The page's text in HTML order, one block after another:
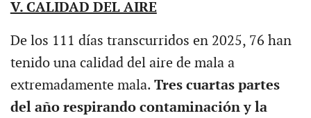
V. CALIDAD DEL AIRE
De los 111 días transcurridos en 2025, 76 han
tenido una calidad del aire de mala a
extremadamente mala. Tres cuartas partes
del año respirando contaminación y la